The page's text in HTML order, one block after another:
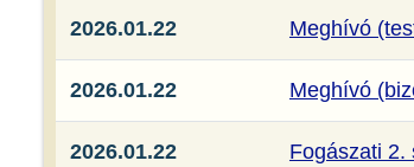
2026.01.22 Meghívó
2026.01.22 Meghívó
2026.01.22 Fogászati 2.